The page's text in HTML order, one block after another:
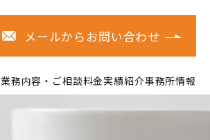
メールからお問い合わせ
業務内容・ご相談料金実績紹介事務所情報